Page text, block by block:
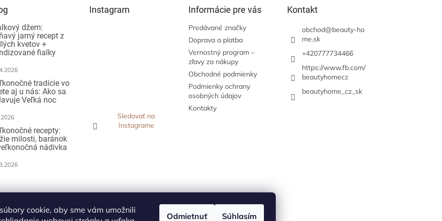
cookie, aby sme vám umožnili
Odmietnuť Súhlasím
džem:
jarný recept z
kvetov +
fialky
tradície vo
aj u nás: Ako sa
Veľká noc
recepty:
milosti, baránok
nádivka
Instagram
Sledovať na
Instagrame
Informácie pre vás
Predávané značky
Doprava a platba
Vernostný program –
zľavy za nákupy
Obchodné podmienky
Podmienky ochrany
osobných údajov
Kontakty
Kontakt
obchod@beauty-ho
me.sk
+420777734466
https://www.fb.com/
beautyhomecz
beautyhome_cz_sk